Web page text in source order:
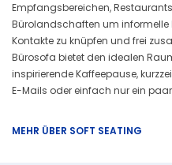
Empfangsbereichen,
Bürolandschaften um informelle
Kontakte zu knüpfen und frei
Bürosofa bietet den idealen
inspirierende Kaffeepause,
E-Mails oder einfach nur ein
MEHR ÜBER SOFT SEATING